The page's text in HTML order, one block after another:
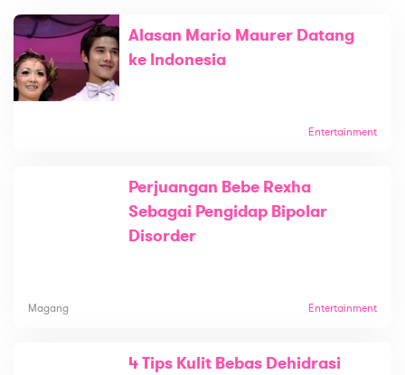
Alasan Mario Maurer Datang
ke Indonesia
Entertainment
Perjuangan Bebe Rexha
Sebagai Pengidap Bipolar
Disorder
Magang Entertainment
4 Tips Kulit Bebas Dehidrasi